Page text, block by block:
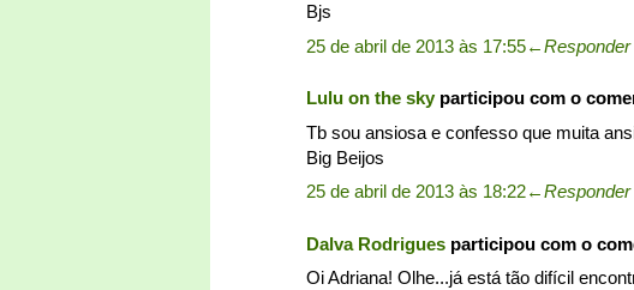
Bjs
25 de abril de 2013 às 17:55←
Lulu on the skyparticipou com o
Tb sou ansiosa e confesso que muita
Big Beijos
25 de abril de 2013 às 18:22←
Dalva Rodrigues participou com o
Oi Adriana! Olhe...já está tão difícil